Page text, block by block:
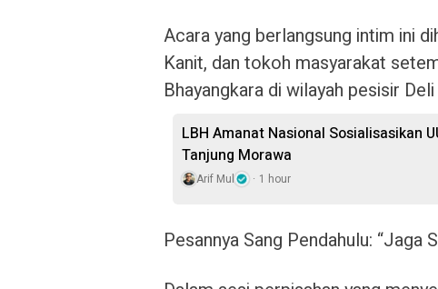
Acara yang berlangsung intim ini
Kanit, dan tokoh masyarakat
Bhayangkara di wilayah pesisir
LBH Amanat Nasional Sosialisasikan
Tanjung Morawa
Arif Mul 1 hour
Pesannya Sang Pendahulu: “Jaga